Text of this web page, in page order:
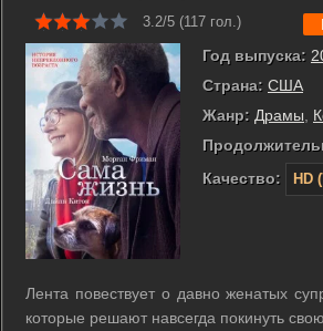
3.2/5 (117 гол.)
Год выпуска:
Страна: США
Жанр: Драмы,
Качество:
HD
Лента повествует о давно женатых
которые решают навсегда покинуть